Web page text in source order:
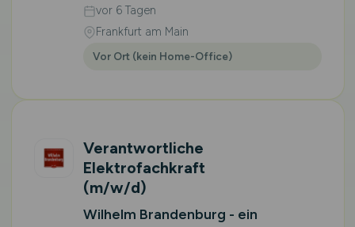
vor 6 Tagen
Frankfurt am Main
Vor Ort (kein Home-Office)
Verantwortliche
Elektrofachkraft
(m/w/d)
Wilhelm Brandenburg - ein